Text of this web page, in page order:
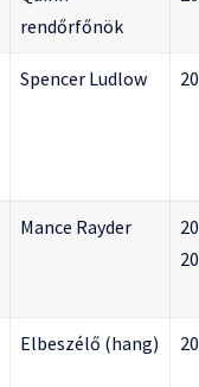
rendőrfőnök
Spencer Ludlow
Mance Rayder
Elbeszélő (hang)